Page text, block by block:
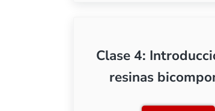
Clase 4:
resinas